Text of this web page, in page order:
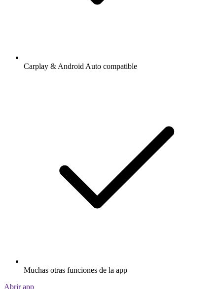
Carplay & Android Auto compatible
Muchas otras funciones de la app
Abrir app